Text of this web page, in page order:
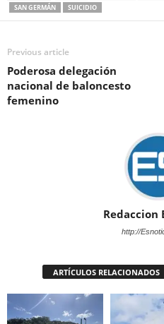
SAN GERMÁN
SUICIDIO
Previous article
Poderosa delegación
nacional de baloncesto
femenino
Redaccion
http://
ARTÍCULOS RELACIONADOS